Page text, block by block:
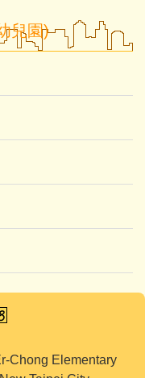
兒園)
Chong Elementary